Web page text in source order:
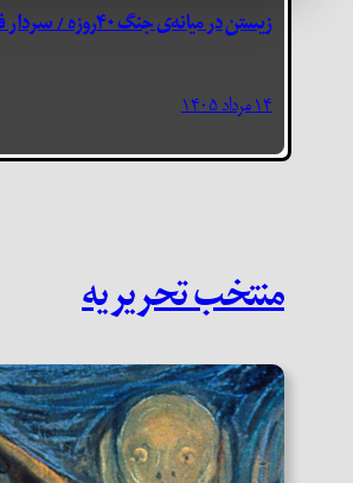
زیستن در میانه‌ی جنگ ۴۰‌روزه / سردار فتوحی
۱۴ مرداد ۱۴۰۵
منتخب تحریریه